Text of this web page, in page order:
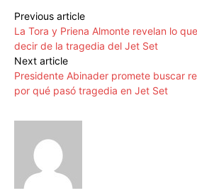
Previous article
La Tora y Priena Almonte revelan lo
decir de la tragedia del Jet Set
Next article
Presidente Abinader promete buscar
por qué pasó tragedia en Jet Set